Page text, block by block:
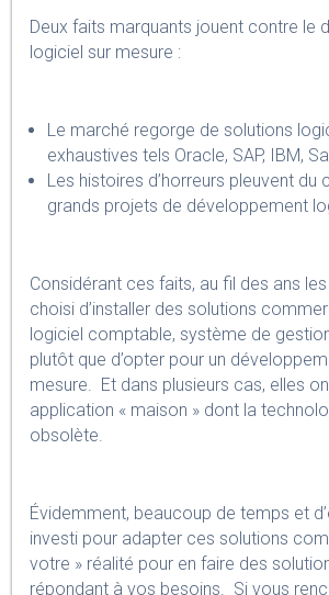
Deux faits marquants jouent contre le
logiciel sur mesure :
Le marché regorge de solutions
exhaustives tels Oracle, SAP, IBM,
Les histoires d’horreurs pleuvent du
grands projets de développement
Considérant ces faits, au fil des ans
choisi d’installer des solutions
logiciel comptable, système de
plutôt que d’opter pour un
mesure. Et dans plusieurs cas, elles
application « maison » dont la
obsolète.
Évidemment, beaucoup de temps et
investi pour adapter ces solutions
votre » réalité pour en faire des
répondant à vos besoins. Si vous